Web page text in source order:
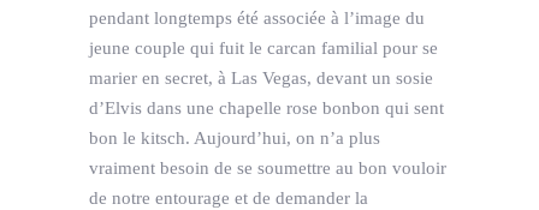
pendant longtemps été associée à l’image du
jeune couple qui fuit le carcan familial pour se
marier en secret, à Las Vegas, devant un sosie
d’Elvis dans une chapelle rose bonbon qui sent
bon le kitsch. Aujourd’hui, on n’a plus
vraiment besoin de se soumettre au bon vouloir
de notre entourage et de demander la